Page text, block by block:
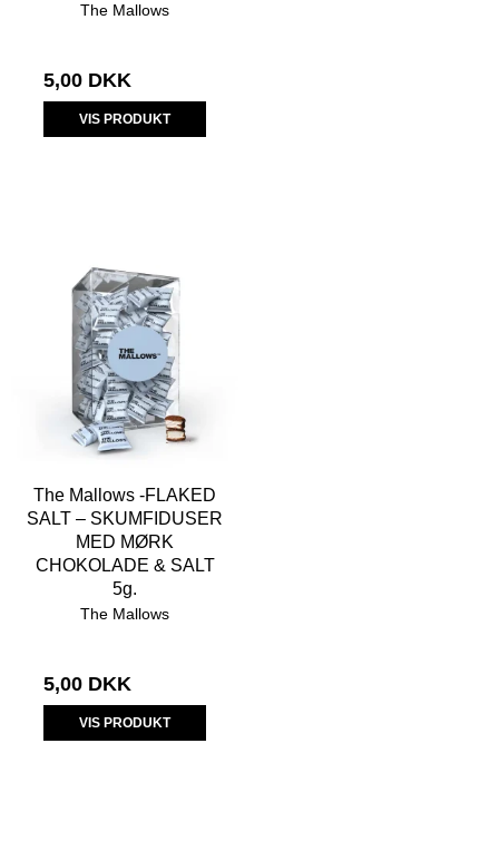
The Mallows
5,00 DKK
VIS PRODUKT
The Mallows -FLAKED
SALT – SKUMFIDUSER
MED MØRK
CHOKOLADE & SALT
5g.
The Mallows
5,00 DKK
VIS PRODUKT